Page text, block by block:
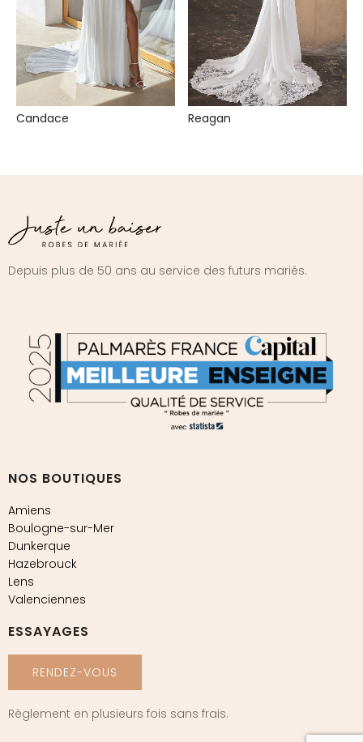
Candace Reagan
Depuis plus de 50 ans au service des futurs mariés.
NOS BOUTIQUES
Amiens
Boulogne-sur-Mer
Dunkerque
Hazebrouck
Lens
Valenciennes
ESSAYAGES
RENDEZ-VOUS
Règlement en plusieurs fois sans frais.